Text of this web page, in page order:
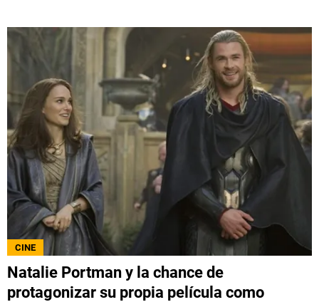
Todos los derechos reservados.
CINE
Natalie Portman y la chance de
protagonizar su propia película como